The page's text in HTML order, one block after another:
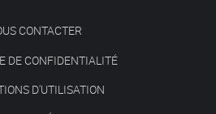
CONTACTER
DE CONFIDENTIALITÉ
D'UTILISATION